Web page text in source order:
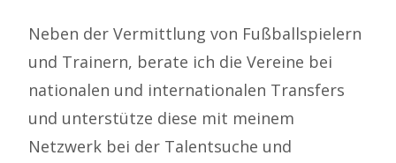
Neben der Vermittlung von Fußballspielern
und Trainern, berate ich die Vereine bei
nationalen und internationalen Transfers
und unterstütze diese mit meinem
Netzwerk bei der Talentsuche und